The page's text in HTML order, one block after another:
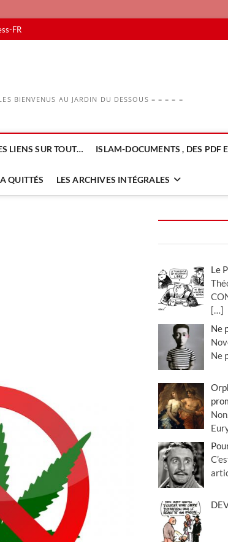
FR
BIENVENUS AU JARDIN DU DESSOUS = = = = =
LIENS SUR TOUT… ISLAM-DOCUMENTS , DES PDF
QUITTÉS LES ARCHIVES INTÉGRALES
Le
[…]
Ne
Ne